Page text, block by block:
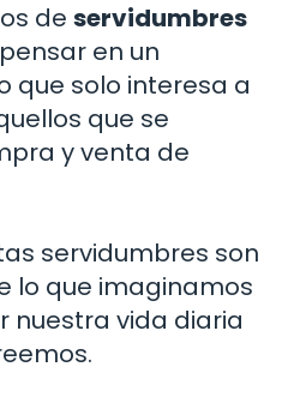
de servidumbres
en un
que solo interesa a
que se
y venta de
servidumbres son
lo que imaginamos
nuestra vida diaria